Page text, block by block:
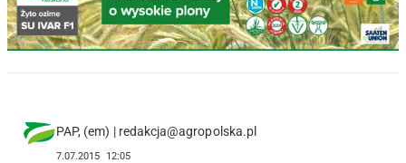
PAP, (em) | redakcja@agropolska.pl
7.07.2015 12:05